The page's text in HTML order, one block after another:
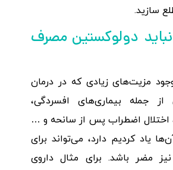
سازید.
دولوکستین مصرف
مزیت‌های زیادی که در درمان
از جمله بیماری‌های افسردگی،
اختلال اضطراب پس از سانحه و …
یاد کردیم دارد، می‌تواند برای
نیز مضر باشد. برای مثال داروی